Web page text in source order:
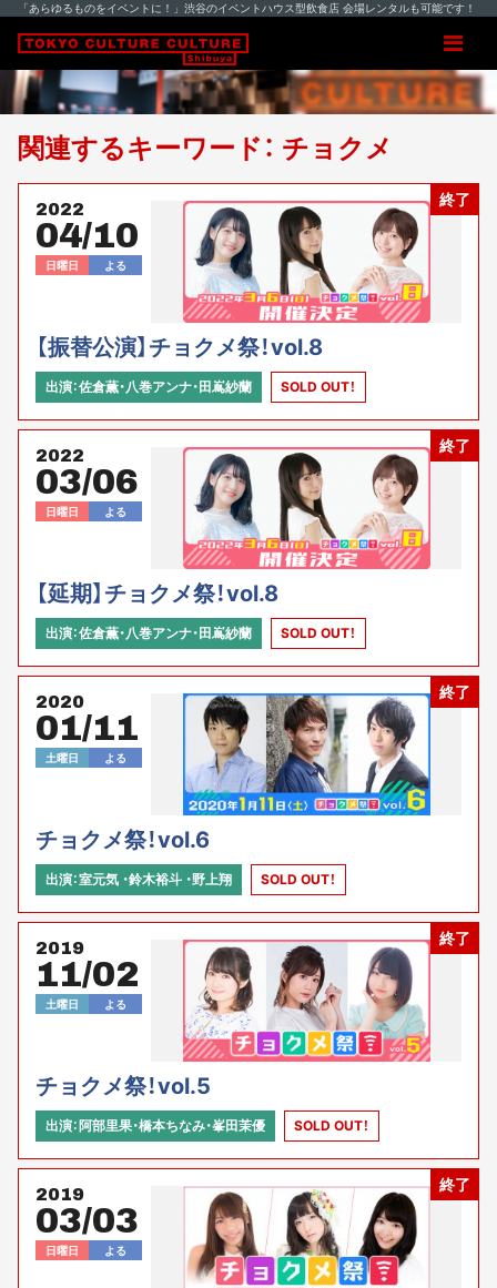
「あらゆるものをイベントに！」渋谷のイベントハウス型飲食店 会場レンタルも可能です！
関連するキーワード： チョクメ
終了
2022
04/10
日曜日 よる
【振替公演】チョクメ祭！vol.8
出演：佐倉薫・八巻アンナ・田嶌紗蘭 SOLD OUT！
終了
2022
03/06
日曜日 よる
【延期】チョクメ祭！vol.8
出演：佐倉薫・八巻アンナ・田嶌紗蘭 SOLD OUT！
終了
2020
01/11
土曜日 よる
チョクメ祭！vol.6
出演：室元気 ・鈴木裕斗 ・野上翔 SOLD OUT！
終了
2019
11/02
土曜日 よる
チョクメ祭！vol.5
出演：阿部里果・橋本ちなみ・峯田茉優 SOLD OUT！
終了
2019
03/03
日曜日 よる